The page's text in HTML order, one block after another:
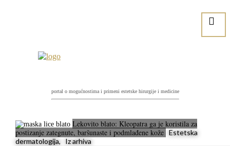
portal o mogućnostima i primeni estetske hirurgije i medicine
Lekovito blato: Kleopatra ga je koristila za
postizanje zategnute, baršunaste i podmlađene kože Estetska
dermatologija, Iz arhiva